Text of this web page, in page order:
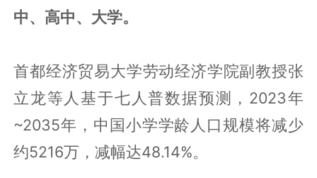
中、高中、大学。
首都经济贸易大学劳动经济学院副教授张
立龙等人基于七人普数据预测，2023年
~2035年，中国小学学龄人口规模将减少
约5216万，减幅达48.14%。